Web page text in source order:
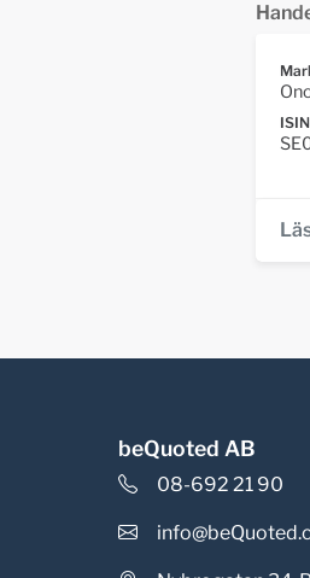
beQuoted AB
08-692 21 90